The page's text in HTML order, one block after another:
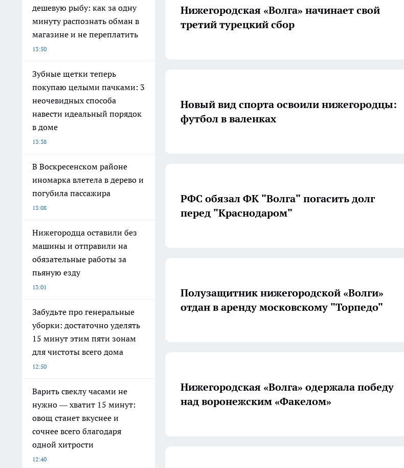
дешевую рыбу: как за одну
минуту распознать обман в
магазине и не переплатить
13:50
Зубные щетки теперь
покупаю целыми пачками: 3
неочевидных способа
навести идеальный порядок
в доме
13:38
В Воскресенском районе
иномарка влетела в дерево и
погубила пассажира
13:08
Нижегородца оставили без
машины и отправили на
обязательные работы за
пьяную езду
13:01
Забудьте про генеральные
уборки: достаточно уделять
15 минут этим пяти зонам
для чистоты всего дома
12:50
Варить свеклу часами не
нужно — хватит 15 минут:
овощ станет вкуснее и
сочнее всего благодаря
одной хитрости
12:40
Нижегородская «Волга» начинает свой
третий турецкий сбор
Новый вид спорта освоили нижегородцы:
футбол в валенках
РФС обязал ФК "Волга" погасить долг
перед "Краснодаром"
Полузащитник нижегородской «Волги»
отдан в аренду московскому "Торпедо"
Нижегородская «Волга» одержала победу
над воронежским «Факелом»